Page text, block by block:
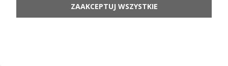
ZAAKCEPTUJ WSZYSTKIE